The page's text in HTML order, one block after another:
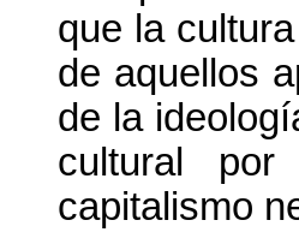
que la
de aquellos
de la
cultural
capitalismo